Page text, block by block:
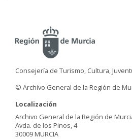
Consejería de Turismo, Cultura,
© Archivo General de la Región de
Localización
Archivo General de la Región de
Avda. de los Pinos, 4
30009 MURCIA